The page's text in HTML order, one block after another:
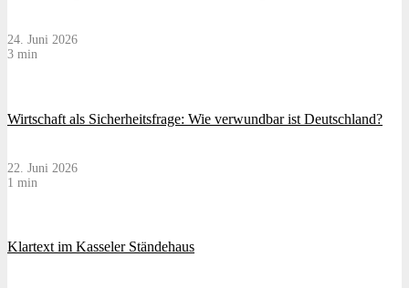
24. Juni 2026
3 min
Wirtschaft als Sicherheitsfrage: Wie verwundbar ist Deutschland?
22. Juni 2026
1 min
Klartext im Kasseler Ständehaus